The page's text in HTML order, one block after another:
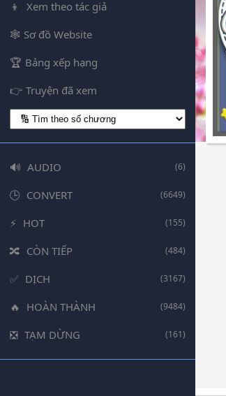
Xem theo tác giả
Sơ đồ Website
Bảng xếp hạng
Truyện đã xem
AUDIO (6)
CONVERT (6649)
HOT (155)
CÒN TIẾP (484)
DỊCH (3167)
HOÀN THÀNH (9484)
TẠM DỪNG (161)